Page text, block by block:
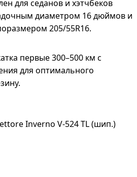
для седанов и хэтчбеков
диаметром 16 дюймов и
205/55R16.
первые 300–500 км с
для оптимального
Inverno V-524 TL (шип.)